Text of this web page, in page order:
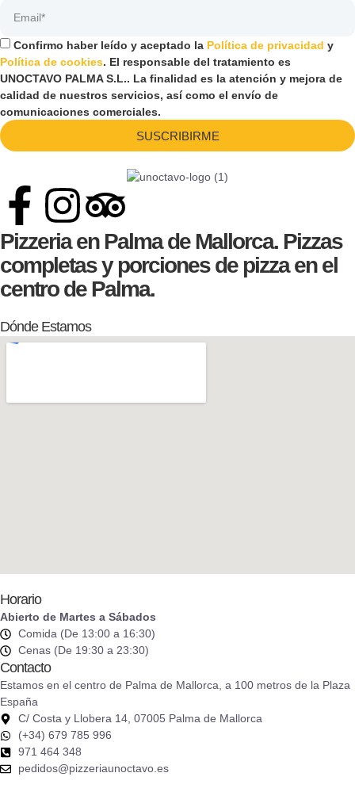
Confirmo haber leído y aceptado la Política de privacidad y
Política de cookies. El responsable del tratamiento es
UNOCTAVO PALMA S.L.. La finalidad es la atención y mejora de
calidad de nuestros servicios, así como el envío de
comunicaciones comerciales.
SUSCRIBIRME
Pizzeria en Palma de Mallorca. Pizzas
completas y porciones de pizza en el
centro de Palma.
Dónde Estamos
Horario
Abierto de Martes a Sábados
Comida (De 13:00 a 16:30)
Cenas (De 19:30 a 23:30)
Contacto
Estamos en el centro de Palma de Mallorca, a 100 metros de la Plaza
España
C/ Costa y Llobera 14, 07005 Palma de Mallorca
(+34) 679 785 996
971 464 348
pedidos@pizzeriaunoctavo.es